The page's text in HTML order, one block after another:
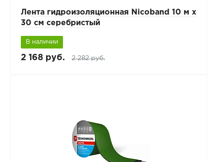
Лента гидроизоляционная Nicoband 10 м х
30 см серебристый
В наличии
2 168 руб. 2 282 руб.